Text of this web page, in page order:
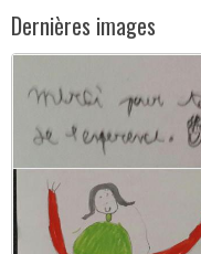
Dernières images